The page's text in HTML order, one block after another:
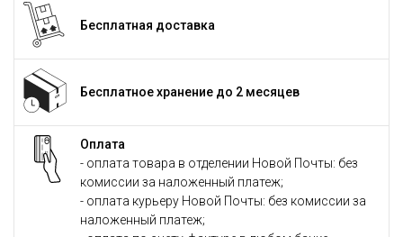
Бесплатная доставка
Бесплатное хранение до 2 месяцев
Оплата
- оплата товара в отделении Новой Почты: без
комиссии за наложенный платеж;
- оплата курьеру Новой Почты: без комиссии за
наложенный платеж;